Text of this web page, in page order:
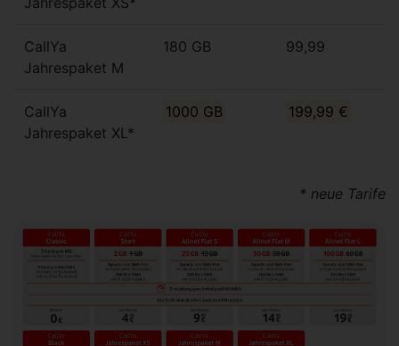
CallYa
Jahrespaket M
180 GB 99,99
CallYa
Jahrespaket XL*
1000 GB 199,99 €
* neue Tarife